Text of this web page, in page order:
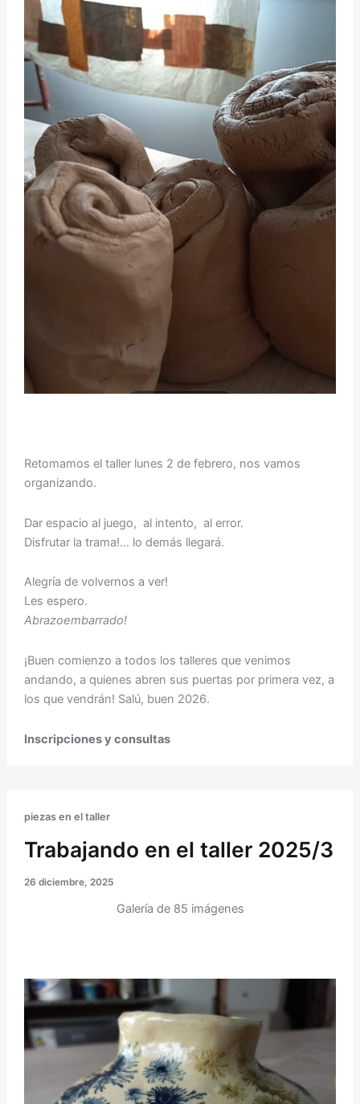
Retomamos el taller lunes 2 de febrero, nos vamos
organizando.
Dar espacio al juego, al intento, al error.
Disfrutar la trama!… lo demás llegará.
Alegría de volvernos a ver!
Les espero.
Abrazoembarrado!
¡Buen comienzo a todos los talleres que venimos
andando, a quienes abren sus puertas por primera vez, a
los que vendrán! Salú, buen 2026.
Inscripciones y consultas
piezas en el taller
Trabajando en el taller 2025/3
26 diciembre, 2025
Galería de 85 imágenes